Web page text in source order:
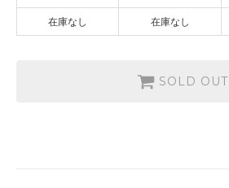
在庫なし 在庫なし
SOLD OUT